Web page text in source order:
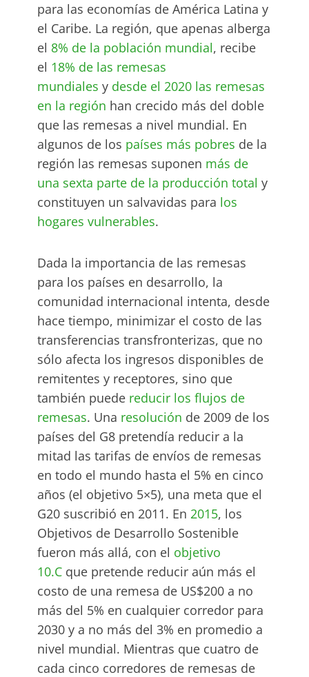
para las economías de América Latina y
el Caribe. La región, que apenas alberga
el 8% de la población mundial, recibe
el 18% de las remesas
mundiales y desde el 2020 las remesas
en la región han crecido más del doble
que las remesas a nivel mundial. En
algunos de los países más pobres de la
región las remesas suponen más de
una sexta parte de la producción total y
constituyen un salvavidas para los
hogares vulnerables.
Dada la importancia de las remesas
para los países en desarrollo, la
comunidad internacional intenta, desde
hace tiempo, minimizar el costo de las
transferencias transfronterizas, que no
sólo afecta los ingresos disponibles de
remitentes y receptores, sino que
también puede reducir los flujos de
remesas. Una resolución de 2009 de los
países del G8 pretendía reducir a la
mitad las tarifas de envíos de remesas
en todo el mundo hasta el 5% en cinco
años (el objetivo 5×5), una meta que el
G20 suscribió en 2011. En 2015, los
Objetivos de Desarrollo Sostenible
fueron más allá, con el objetivo
10.C que pretende reducir aún más el
costo de una remesa de US$200 a no
más del 5% en cualquier corredor para
2030 y a no más del 3% en promedio a
nivel mundial. Mientras que cuatro de
cada cinco corredores de remesas de